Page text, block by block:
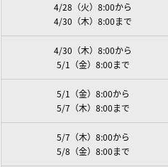
4/28（火）8:00から
4/30（木）8:00まで
4/30（木）8:00から
5/1（金）8:00まで
5/1（金）8:00から
5/7（木）8:00まで
5/7（木）8:00から
5/8（金）8:00まで